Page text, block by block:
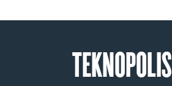
TEKNOPOLIS